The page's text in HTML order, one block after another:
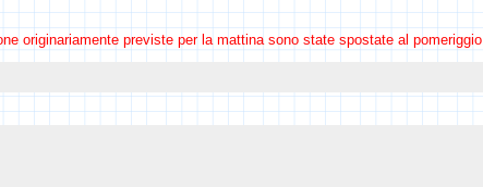
originariamente previste per la mattina sono state spostate al pomeriggio.